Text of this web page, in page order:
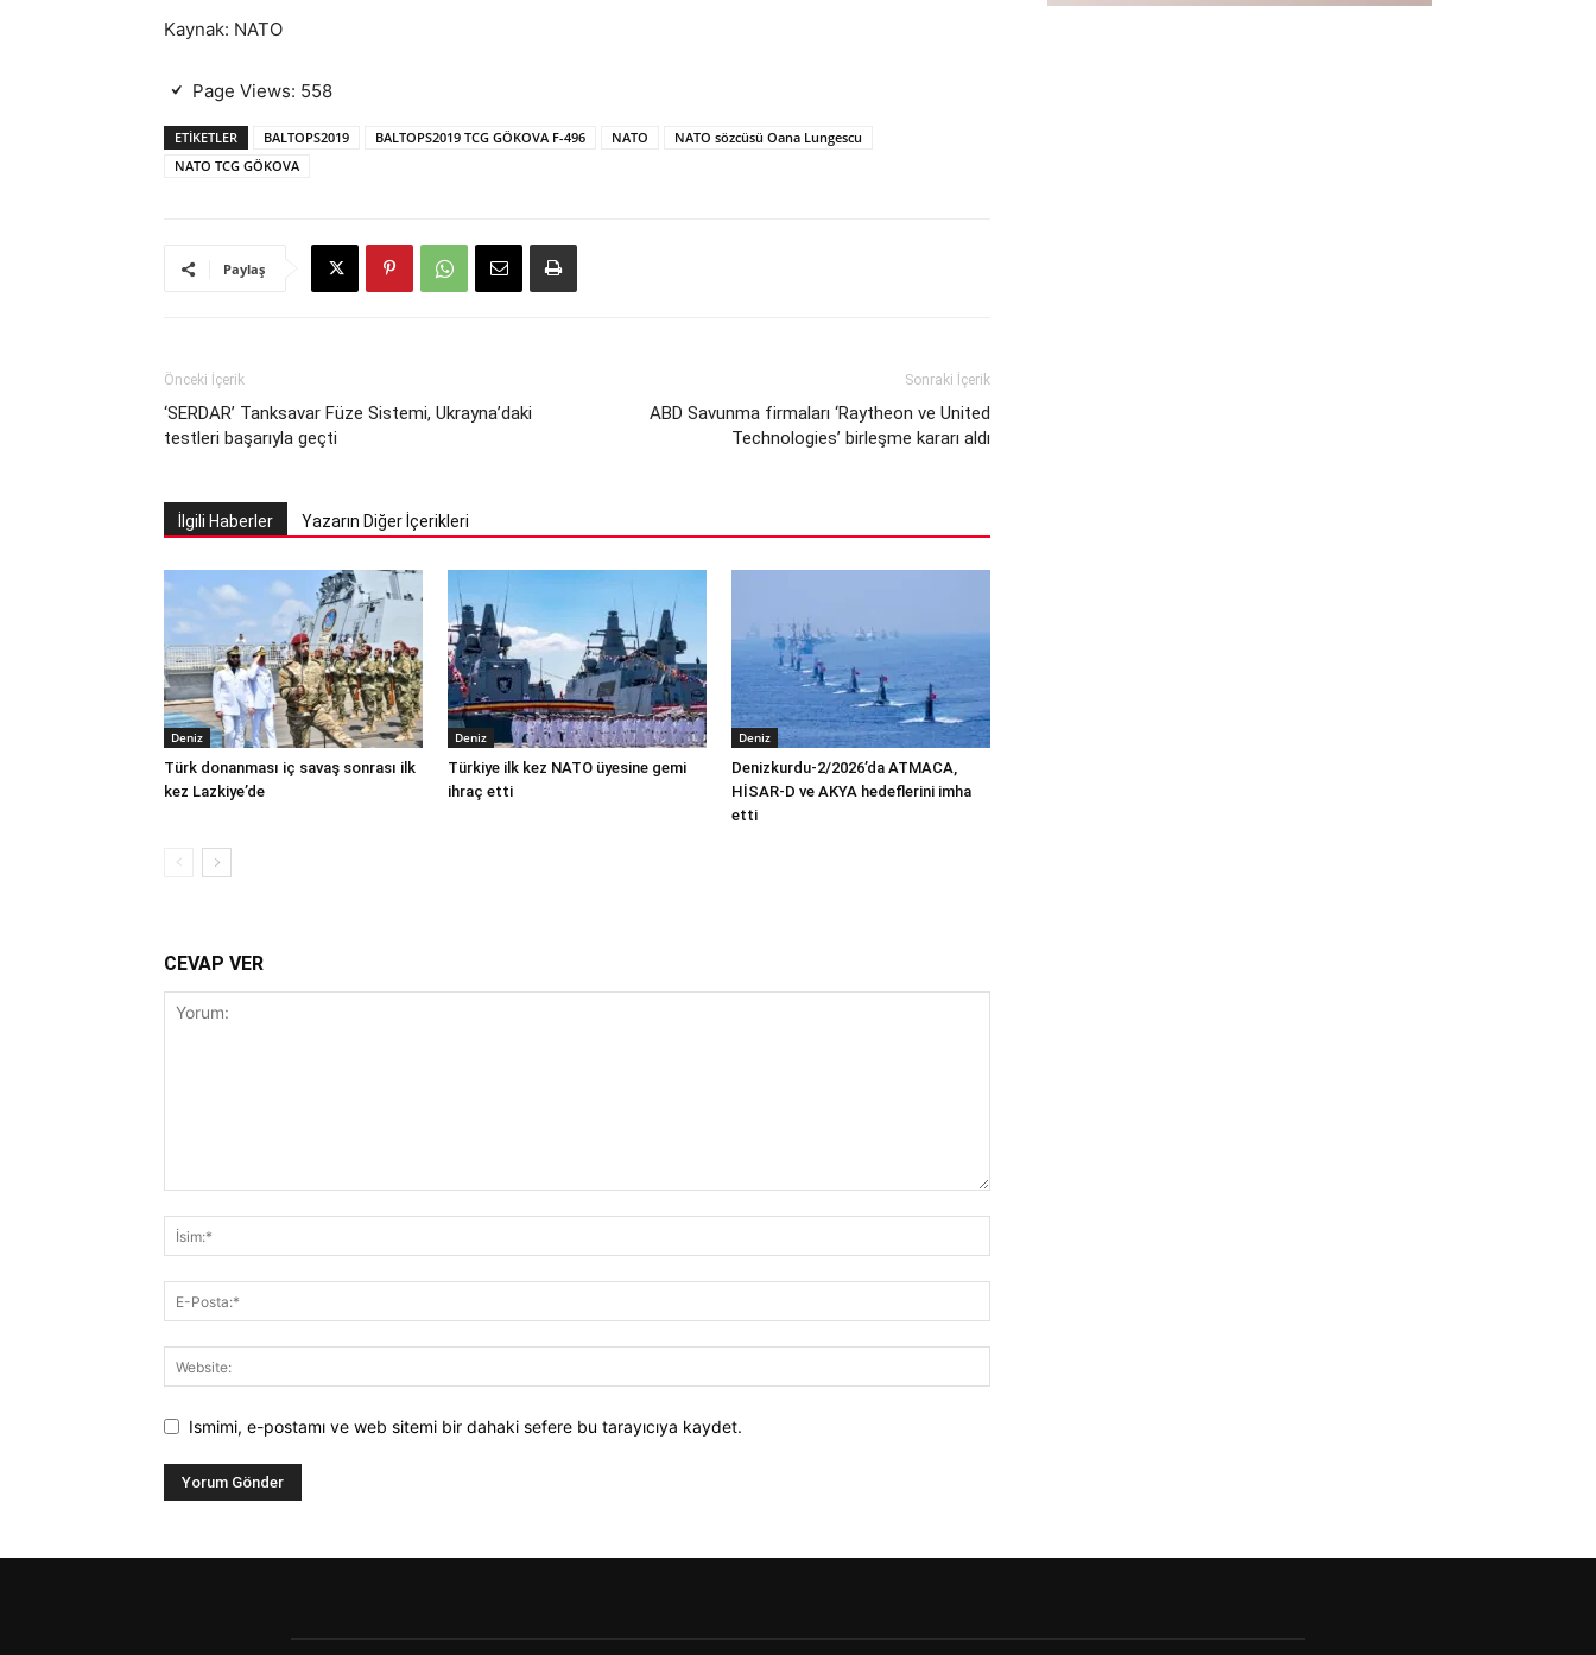
Kaynak: NATO
Page Views: 558
ETIKETLER BALTOPS2019 BALTOPS2019 TCG GÖKOVA F-496 NATO
NATO sözcüsü Oana Lungescu
NATO TCG GÖKOVA
Paylaş
Önceki İçerik
‘SERDAR’ Tanksavar Füze Sistemi, Ukrayna’daki
testleri başarıyla geçti
Sonraki İçerik
ABD Savunma firmaları ‘Raytheon ve United
Technologies’ birleşme kararı aldı
İlgili Haberler Yazarın Diğer İçerikleri
Deniz
Türk donanması iç savaş sonrası ilk
kez Lazkiye’de
Deniz
Türkiye ilk kez NATO üyesine gemi
ihraç etti
Deniz
Denizkurdu-2/2026’da ATMACA,
HİSAR-D ve AKYA hedeflerini imha
etti
CEVAP VER
Ismimi, e-postamı ve web sitemi bir dahaki sefere bu tarayıcıya kaydet.